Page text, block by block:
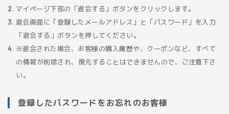
マイページ下部の「退会する」ボタンをクリックします。
退会画面に「登録したメールアドレス」と「パスワード」を入力
「退会する」ボタンを押してください。
※退会された場合、お客様の購入履歴や、クーポンなど、すべて
の情報が削除され、復元することはできませんので、ご注意下さ
い。
登録したパスワードをお忘れのお客様